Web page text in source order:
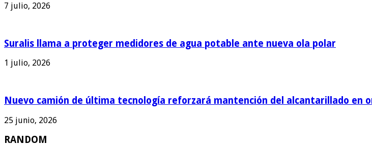
7 julio, 2026
Suralis llama a proteger medidores de agua potable ante nueva ola polar
1 julio, 2026
Nuevo camión de última tecnología reforzará mantención del alcantarillado en
25 junio, 2026
RANDOM